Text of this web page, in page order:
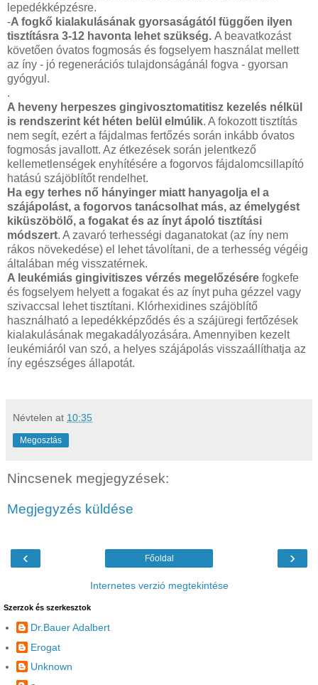
lepedékképzésre.
-A fogkő kialakulásának gyorsaságától függően ilyen
tisztításra 3-12 havonta lehet szükség. A beavatkozást
követően óvatos fogmosás és fogselyem használat mellett
az íny - jó regenerációs tulajdonságánál fogva - gyorsan
gyógyul.
.
A heveny herpeszes gingivosztomatitisz kezelés nélkül
is rendszerint két héten belül elmúlik. A fokozott tisztítás
nem segít, ezért a fájdalmas fertőzés során inkább óvatos
fogmosás javallott. Az étkezések során jelentkező
kellemetlenségek enyhítésére a fogorvos fájdalomcsillapító
hatású szájöblítőt rendelhet.
Ha egy terhes nő hányinger miatt hanyagolja el a
szájápolást, a fogorvos tanácsolhat más, az émelygést
kiküszöbölő, a fogakat és az ínyt ápoló tisztítási
módszert. A zavaró terhességi daganatokat (az íny nem
rákos növekedése) el lehet távolítani, de a terhesség végéig
általában még visszatérnek.
A leukémiás gingivitiszes vérzés megelőzésére fogkefe
és fogselyem helyett a fogakat és az ínyt puha gézzel vagy
szivaccsal lehet tisztítani. Klórhexidines szájöblítő
használható a lepedékképződés és a szájüregi fertőzések
kialakulásának megakadályozására. Amennyiben kezelt
leukémiáról van szó, a helyes szájápolás visszaállíthatja az
íny egészséges állapotát.
Névtelen at 10:35
Megosztás
Nincsenek megjegyzések:
Megjegyzés küldése
‹ ›
Főoldal
Internetes verzió megtekintése
Szerzok és szerkesztok
Dr.Bauer Adalbert
Erogat
Unknown